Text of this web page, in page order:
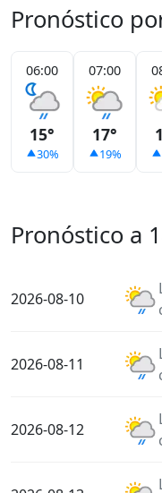
Pronóstico
06:00
15°
30%
07:00
17°
19%
Pronóstico a
2026-08-10
2026-08-11
2026-08-12